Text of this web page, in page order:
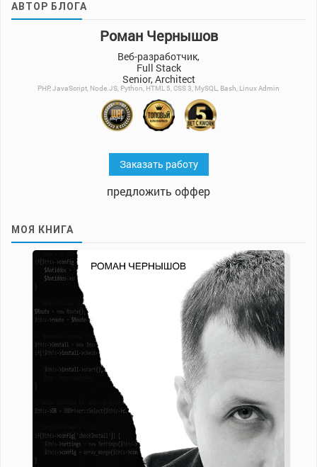
АВТОР БЛОГА
Роман Чернышов
Веб-разработчик,
Full Stack
Senior, Architect
PHP, JavaScript, Node.JS, Python, HTML 5, CSS 3, MySQL, Bash, Linux Admin
Заказать работу
предложить оффер
МОЯ КНИГА